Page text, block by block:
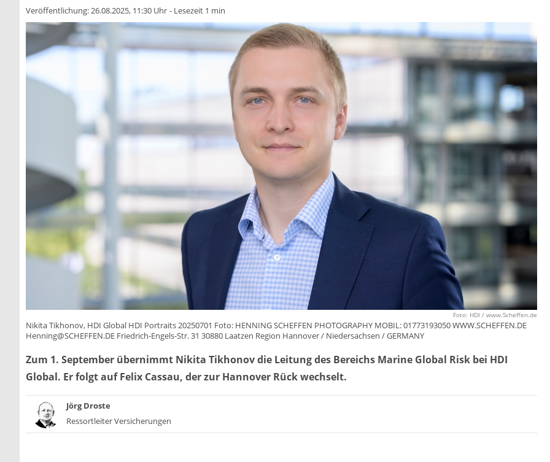
Veröffentlichung:26.08.2025, 11:30 Uhr - Lesezeit 1 min
Foto: HDI / www.Scheffen.de
Nikita Tikhonov, HDI Global HDI Portraits 20250701 Foto: HENNING SCHEFFEN PHOTOGRAPHY MOBIL: 01773193050 WWW.SCHEFFEN.DE
Henning@SCHEFFEN.DE Friedrich-Engels-Str. 31 30880 Laatzen Region Hannover / Niedersachsen / GERMANY
Zum 1. September übernimmt Nikita Tikhonov die Leitung des Bereichs Marine Global Risk bei HDI
Global. Er folgt auf Felix Cassau, der zur Hannover Rück wechselt.
Jörg Droste
Ressortleiter Versicherungen